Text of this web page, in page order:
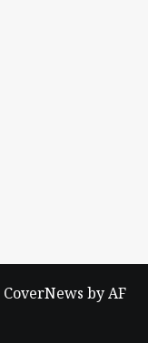
CoverNews by AF